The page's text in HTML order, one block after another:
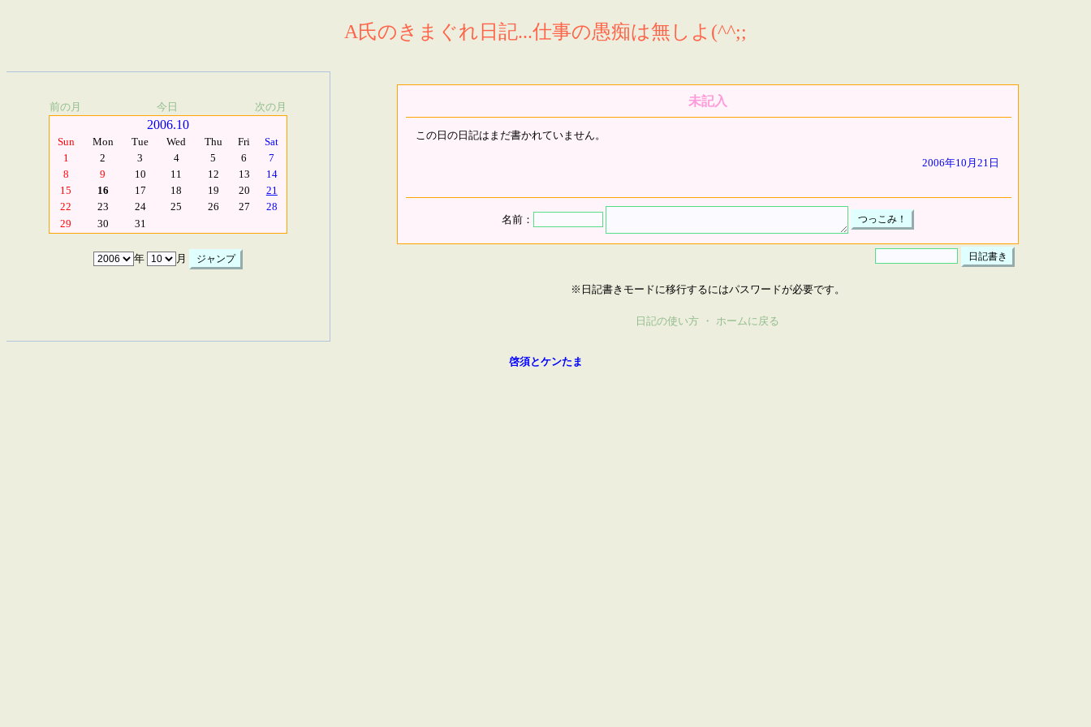
A氏のきまぐれ日記...仕事の愚痴は無しよ(^^;;
前の月 今日 次の月
2006.10
Sun Mon Tue Wed Thu Fri
Sat
1
2 3 4 5 6
7
8
9 10 11 12 13
14
15
16 17 18 19 20
21
22
23 24 25 26 27
28
29
30 31
年 月
未記入
この日の日記はまだ書かれていません。
2006年10月21日
名前：
※日記書きモードに移行するにはパスワードが必要です。
日記の使い方 ・ ホームに戻る
啓須とケンたま